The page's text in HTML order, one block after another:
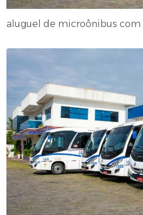
aluguel de microônibus